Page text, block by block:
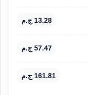
13.28 ج.م
57.47 ج.م
161.81 ج.م